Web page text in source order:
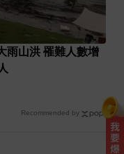
雨山洪 罹難人數增
Recommended by